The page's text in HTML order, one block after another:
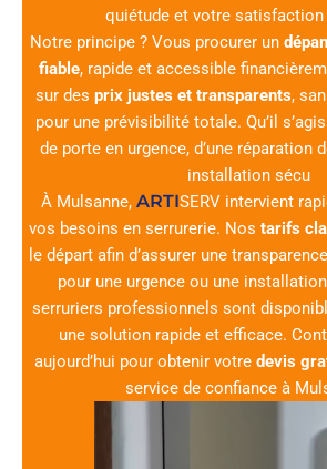
quiétude et votre satisfaction
Notre principe ? Vous procurer un
fiable, rapide et accessible
sur des prix justes et transparents,
pour une prévisibilité totale. Qu’il
de porte en urgence, d’une réparation
installation sécu
À Mulsanne, ARTISERVintervient
vos besoins en serrurerie. Nos tarifs
le départ afin d’assurer une
pour une urgence ou une
serruriers professionnels sont
une solution rapide et efficace.
aujourd’hui pour obtenir votre devis
service de confiance à